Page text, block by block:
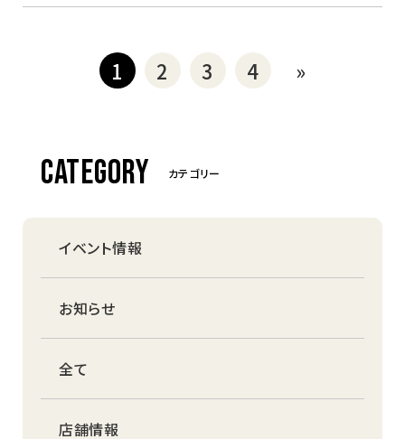
1 2 3 4 »
CATEGORY カテゴリー
イベント情報
お知らせ
全て
店舗情報